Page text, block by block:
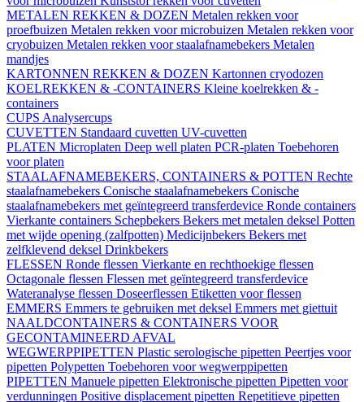
METALEN REKKEN & DOZEN Metalen rekken voor
proefbuizen Metalen rekken voor microbuizen Metalen rekken voor
cryobuizen Metalen rekken voor staalafnamebekers Metalen
mandjes
KARTONNEN REKKEN & DOZEN Kartonnen cryodozen
KOELREKKEN & -CONTAINERS Kleine koelrekken & -
containers
CUPS Analysercups
CUVETTEN Standaard cuvetten UV-cuvetten
PLATEN Microplaten Deep well platen PCR-platen Toebehoren
voor platen
STAALAFNAMEBEKERS, CONTAINERS & POTTEN Rechte
staalafnamebekers Conische staalafnamebekers Conische
staalafnamebekers met geïntegreerd transferdevice Ronde containers
Vierkante containers Schepbekers Bekers met metalen deksel Potten
met wijde opening (zalfpotten) Medicijnbekers Bekers met
zelfklevend deksel Drinkbekers
FLESSEN Ronde flessen Vierkante en rechthoekige flessen
Octagonale flessen Flessen met geïntegreerd transferdevice
Wateranalyse flessen Doseerflessen Etiketten voor flessen
EMMERS Emmers te gebruiken met deksel Emmers met giettuit
NAALDCONTAINERS & CONTAINERS VOOR
GECONTAMINEERD AFVAL
WEGWERPPIPETTEN Plastic serologische pipetten Peertjes voor
pipetten Polypetten Toebehoren voor wegwerppipetten
PIPETTEN Manuele pipetten Elektronische pipetten Pipetten voor
verdunningen Positive displacement pipetten Repetitieve pipetten